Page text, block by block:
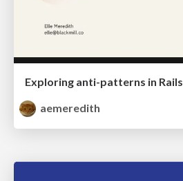
Exploring anti-patterns in Rails
aemeredith